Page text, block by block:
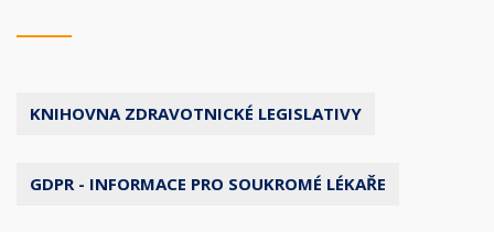
KNIHOVNA ZDRAVOTNICKÉ LEGISLATIVY
GDPR - INFORMACE PRO SOUKROMÉ LÉKAŘE